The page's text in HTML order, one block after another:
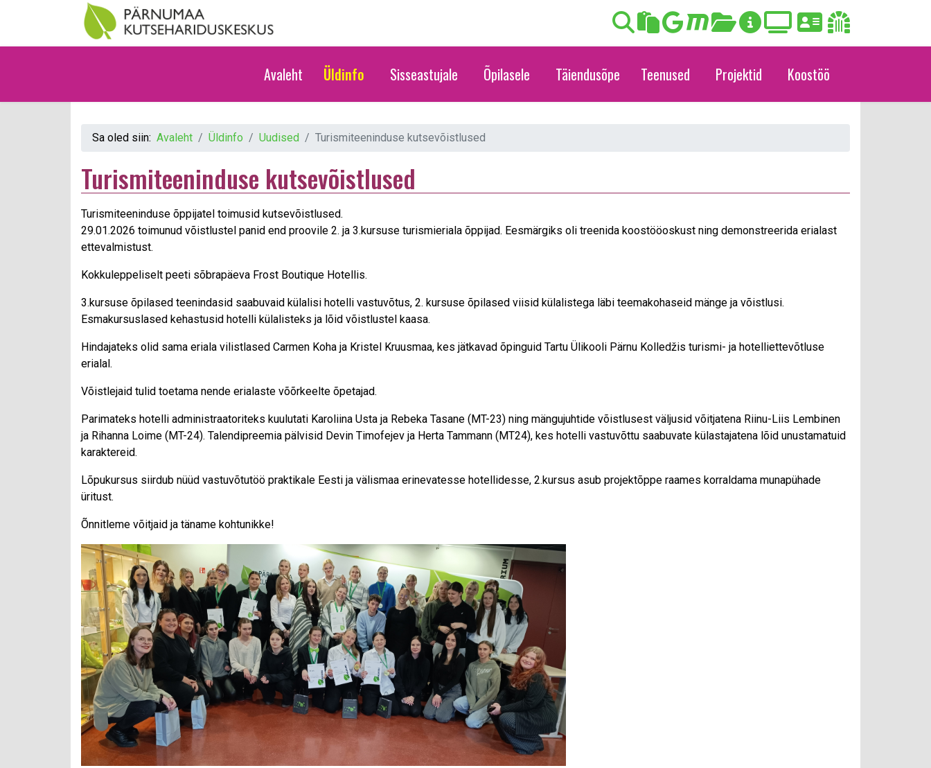
Avaleht Üldinfo Sisseastujale Õpilasele Täiendusõpe Teenused Projektid Koostöö
Sa oled siin: Avaleht Üldinfo Uudised Turismiteeninduse kutsevõistlused
Turismiteeninduse kutsevõistlused
Turismiteeninduse õppijatel toimusid kutsevõistlused.
29.01.2026 toimunud võistlustel panid end proovile 2. ja 3.kursuse turismieriala õppijad. Eesmärgiks oli treenida koostööoskust ning demonstreerida erialast
ettevalmistust.
Kokkuleppeliselt peeti sõbrapäeva Frost Boutique Hotellis.
3.kursuse õpilased teenindasid saabuvaid külalisi hotelli vastuvõtus, 2. kursuse õpilased viisid külalistega läbi teemakohaseid mänge ja võistlusi.
Esmakursuslased kehastusid hotelli külalisteks ja lõid võistlustel kaasa.
Hindajateks olid sama eriala vilistlased Carmen Koha ja Kristel Kruusmaa, kes jätkavad õpinguid Tartu Ülikooli Pärnu Kolledžis turismi- ja hotelliettevõtluse
erialal.
Võistlejaid tulid toetama nende erialaste võõrkeelte õpetajad.
Parimateks hotelli administraatoriteks kuulutati Karoliina Usta ja Rebeka Tasane (MT-23) ning mängujuhtide võistlusest väljusid võitjatena Riinu-Liis Lembinen
ja Rihanna Loime (MT-24). Talendipreemia pälvisid Devin Timofejev ja Herta Tammann (MT24), kes hotelli vastuvõttu saabuvate külastajatena lõid unustamatuid
karaktereid.
Lõpukursus siirdub nüüd vastuvõtutöö praktikale Eesti ja välismaa erinevatesse hotellidesse, 2.kursus asub projektõppe raames korraldama munapühade
üritust.
Õnnitleme võitjaid ja täname kohtunikke!